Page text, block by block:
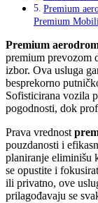
Premium
Premium
Premium
premium prevozom
izbor. Ova usluga
besprekorno
Sofisticirana vozila
pogodnosti, dok
Prava vrednost
pouzdanosti i
planiranje eliminišu
se opustite i
ili privatno, ove
prilagođavaju se